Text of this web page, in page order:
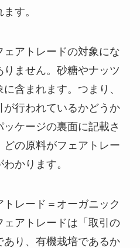
す。
アトレードの対象にな
ません。砂糖やナッツ
含まれます。つまり、
が行われているかどうか
ケージの裏面に記載さ
の原料がフェアトレー
かります。
レード＝オーガニック
アトレードは「取引の
り、有機栽培であるか